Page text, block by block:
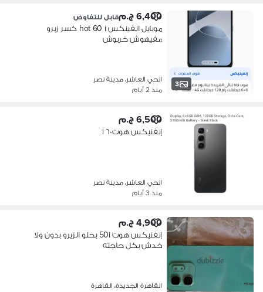
3
6,400 ج.م قابل للتفاوض
موبايل انفينكس hot 60 i كسر زيرو
مفيهوش خربوش
الحي العاشر، مدينة نصر
منذ 2 أيام
6,500 ج.م
إنفنيكس هوت ٦٠ i
الحي العاشر، مدينة نصر
منذ 3 أيام
4,900 ج.م
إنفنيكس هوت 50i بحلو الزيرو بدون ولا
خدش بكل حاجته
القاهرة الجديدة، القاهرة